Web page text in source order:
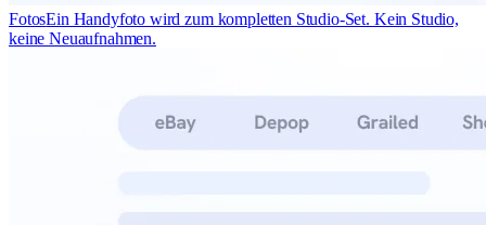
FotosEin Handyfoto wird zum kompletten Studio-Set. Kein Studio,
keine Neuaufnahmen.